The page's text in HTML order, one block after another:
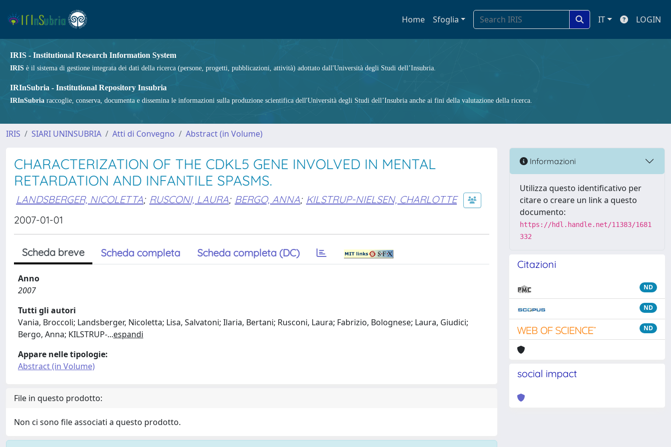
Home Sfoglia IT LOGIN
IRIS - Institutional Research Information System
IRIS è il sistema di gestione integrata dei dati della ricerca (persone, progetti, pubblicazioni, attività) adottato dall'Università degli Studi dell’Insubria.
IRInSubria - Institutional Repository Insubria
IRInSubria raccoglie, conserva, documenta e dissemina le informazioni sulla produzione scientifica dell'Università degli Studi dell’Insubria anche ai fini della valutazione della ricerca.
IRIS SIARI UNINSUBRIA Atti di Convegno Abstract (in Volume)
CHARACTERIZATION OF THE CDKL5 GENE INVOLVED IN MENTAL
RETARDATION AND INFANTILE SPASMS.
LANDSBERGER, NICOLETTA; RUSCONI, LAURA; BERGO, ANNA; KILSTRUP-NIELSEN, CHARLOTTE
2007-01-01
Scheda breve Scheda completa Scheda completa (DC)
Anno
2007
Tutti gli autori
Vania, Broccoli; Landsberger, Nicoletta; Lisa, Salvatoni; Ilaria, Bertani; Rusconi, Laura; Fabrizio, Bolognese; Laura, Giudici;
Bergo, Anna; KILSTRUP-...espandi
Appare nelle tipologie:
Abstract (in Volume)
File in questo prodotto:
Non ci sono file associati a questo prodotto.
Informazioni
Utilizza questo identificativo per
citare o creare un link a questo
documento:
https://hdl.handle.net/11383/1681
332
Citazioni
ND
ND
ND
social impact